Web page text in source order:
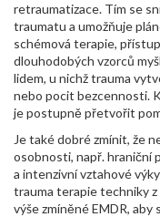
retraumatizace. Tím se
traumatu a umožňuje
schémová terapie,
dlouhodobých vzorců
lidem, u nichž trauma
nebo pocit bezcennosti.
je postupně přetvořit
Je také dobré zmínit, že
osobnosti, např. hraniční
a intenzivní vztahové
trauma terapie techniky
výše zmíněné EMDR,